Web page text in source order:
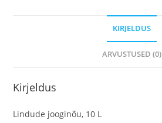
KIRJELDUS
ARVUSTUSED (0)
Kirjeldus
Lindude jooginõu, 10 L